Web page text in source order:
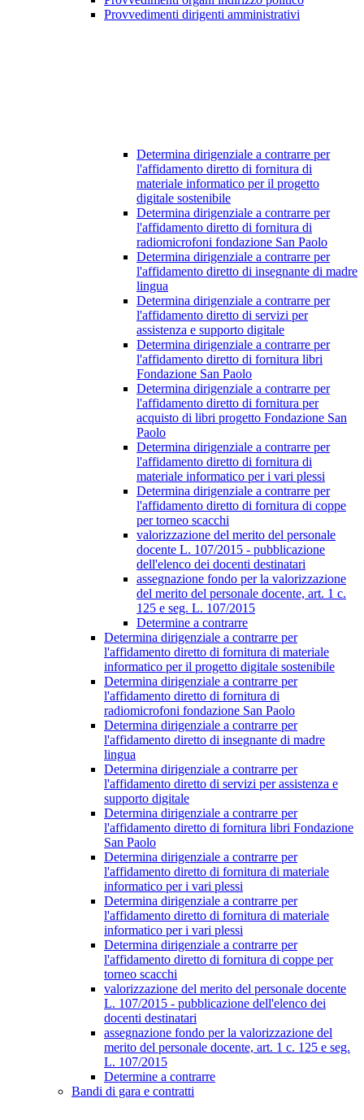
Provvedimenti dirigenti amministrativi
Determina dirigenziale a contrarre per
l'affidamento diretto di fornitura di
materiale informatico per il progetto
digitale sostenibile
Determina dirigenziale a contrarre per
l'affidamento diretto di fornitura di
radiomicrofoni fondazione San Paolo
Determina dirigenziale a contrarre per
l'affidamento diretto di insegnante di madre
lingua
Determina dirigenziale a contrarre per
l'affidamento diretto di servizi per
assistenza e supporto digitale
Determina dirigenziale a contrarre per
l'affidamento diretto di fornitura libri
Fondazione San Paolo
Determina dirigenziale a contrarre per
l'affidamento diretto di fornitura per
acquisto di libri progetto Fondazione San
Paolo
Determina dirigenziale a contrarre per
l'affidamento diretto di fornitura di
materiale informatico per i vari plessi
Determina dirigenziale a contrarre per
l'affidamento diretto di fornitura di coppe
per torneo scacchi
valorizzazione del merito del personale
docente L. 107/2015 - pubblicazione
dell'elenco dei docenti destinatari
assegnazione fondo per la valorizzazione
del merito del personale docente, art. 1 c.
125 e seg. L. 107/2015
Determine a contrarre
Determina dirigenziale a contrarre per
l'affidamento diretto di fornitura di materiale
informatico per il progetto digitale sostenibile
Determina dirigenziale a contrarre per
l'affidamento diretto di fornitura di
radiomicrofoni fondazione San Paolo
Determina dirigenziale a contrarre per
l'affidamento diretto di insegnante di madre
lingua
Determina dirigenziale a contrarre per
l'affidamento diretto di servizi per assistenza e
supporto digitale
Determina dirigenziale a contrarre per
l'affidamento diretto di fornitura libri Fondazione
San Paolo
Determina dirigenziale a contrarre per
l'affidamento diretto di fornitura di materiale
informatico per i vari plessi
Determina dirigenziale a contrarre per
l'affidamento diretto di fornitura di materiale
informatico per i vari plessi
Determina dirigenziale a contrarre per
l'affidamento diretto di fornitura di coppe per
torneo scacchi
valorizzazione del merito del personale docente
L. 107/2015 - pubblicazione dell'elenco dei
docenti destinatari
assegnazione fondo per la valorizzazione del
merito del personale docente, art. 1 c. 125 e seg.
L. 107/2015
Determine a contrarre
Bandi di gara e contratti